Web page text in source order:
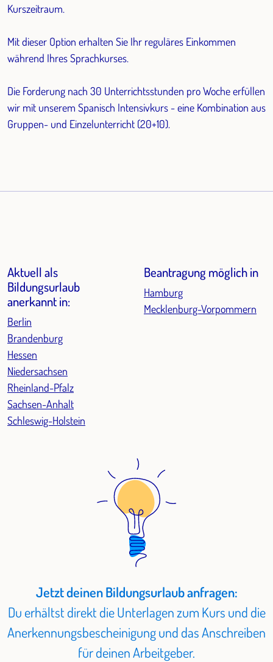
Kurszeitraum.
Mit dieser Option erhalten Sie Ihr reguläres Einkommen
während Ihres Sprachkurses.
Die Forderung nach 30 Unterrichtsstunden pro Woche erfüllen
wir mit unserem Spanisch Intensivkurs - eine Kombination aus
Gruppen- und Einzelunterricht (20+10).
Aktuell als
Bildungsurlaub
anerkannt in:
Berlin
Brandenburg
Hessen
Niedersachsen
Rheinland-Pfalz
Sachsen-Anhalt
Schleswig-Holstein
Beantragung möglich in
Hamburg
Mecklenburg-Vorpommern
Jetzt deinen Bildungsurlaub anfragen:
Du erhältst direkt die Unterlagen zum Kurs und die
Anerkennungsbescheinigung und das Anschreiben
für deinen Arbeitgeber.